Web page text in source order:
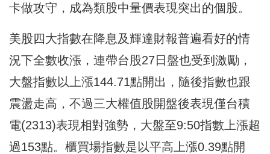
卡做攻守，成為類股中量價表現突出的個股。
美股四大指數在降息及輝達財報普遍看好的情
況下全數收漲，連帶台股27日盤也受到激勵，
大盤指數以上漲144.71點開出，隨後指數也跟
震盪走高，不過三大權值股開盤後表現僅台積
電(2313)表現相對強勢，大盤至9:50指數上漲超
過153點。櫃買場指數是以平高上漲0.39點開